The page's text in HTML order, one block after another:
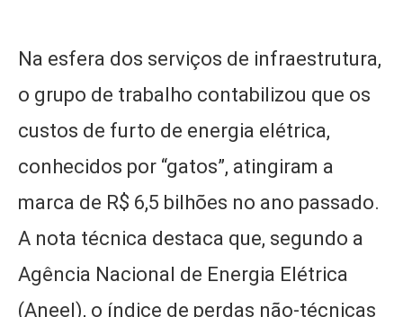
Na esfera dos serviços de infraestrutura,
o grupo de trabalho contabilizou que os
custos de furto de energia elétrica,
conhecidos por “gatos”, atingiram a
marca de R$ 6,5 bilhões no ano passado.
A nota técnica destaca que, segundo a
Agência Nacional de Energia Elétrica
(Aneel), o índice de perdas não-técnicas